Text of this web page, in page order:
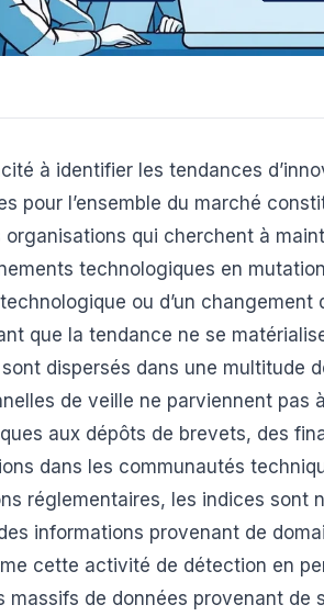
à identifier les tendances
pour l’ensemble du marché
organisations qui cherchent à
technologiques en
ou d’un
que la tendance ne se
dispersés dans une multitude
de veille ne parviennent pas
aux dépôts de brevets, des
dans les communautés
réglementaires, les indices sont
informations provenant de
cette activité de détection en
massifs de données provenant de